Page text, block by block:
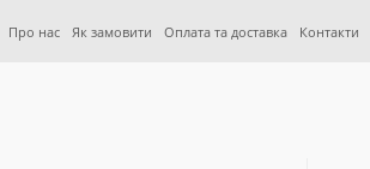
Про нас Як замовити Оплата та доставка Контакти